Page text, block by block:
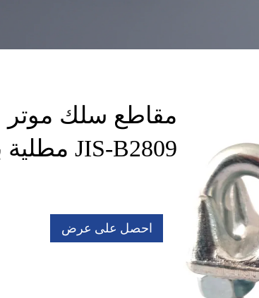
مقاطع سلك موتر
JIS-B2809 مطلية بالزنك
احصل على عرض